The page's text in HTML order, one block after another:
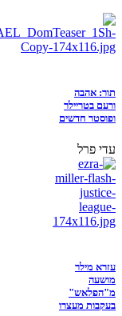
תור: אהבה
ורעם בטריילר
ופוסטר חדשים
עדי פרל
עזרא מילר
מושעה
מ"הפלאש"
בעקבות מעצרו